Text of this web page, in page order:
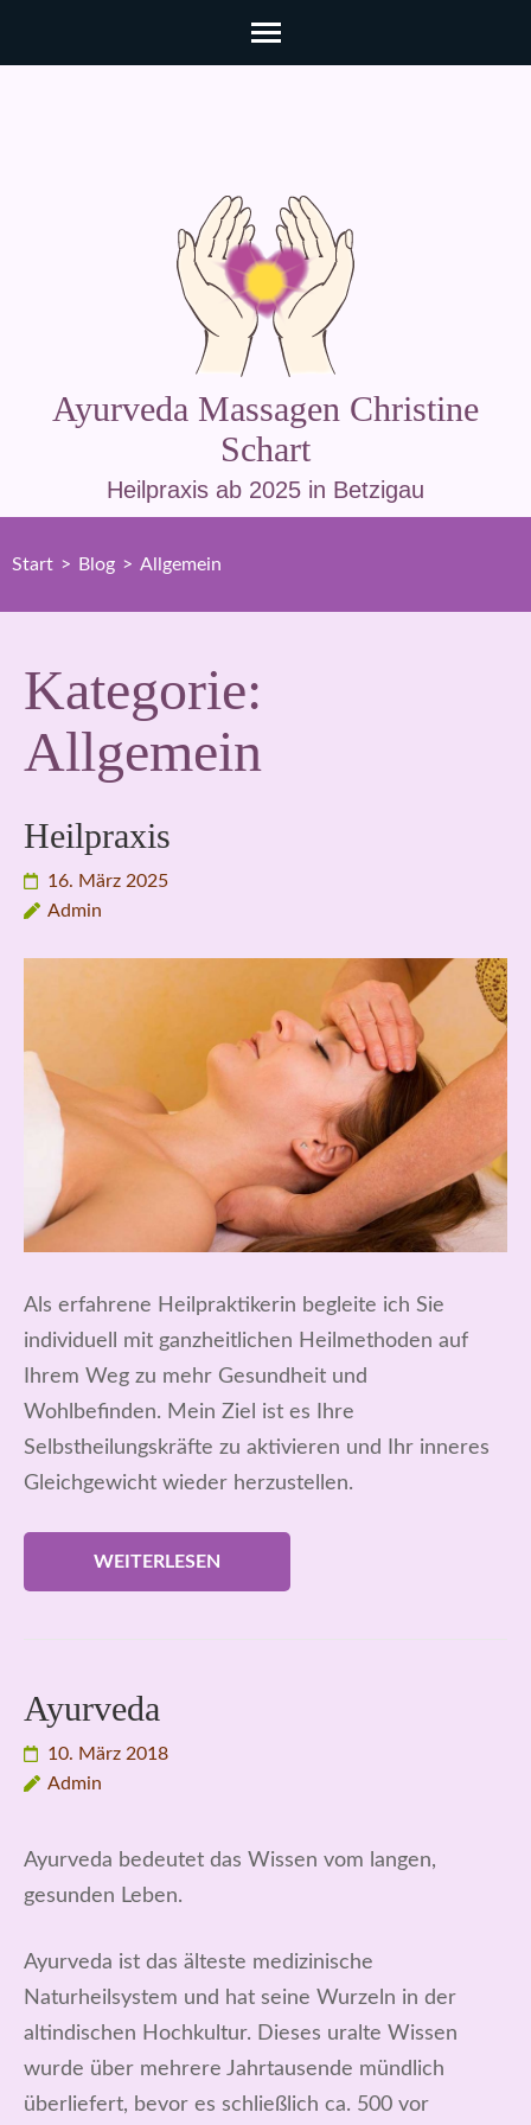
Ayurveda Massagen Christine
Schart
Heilpraxis ab 2025 in Betzigau
Start > Blog > Allgemein
Kategorie:
Allgemein
Heilpraxis
16. März 2025
Admin
Als erfahrene Heilpraktikerin begleite ich Sie
individuell mit ganzheitlichen Heilmethoden auf
Ihrem Weg zu mehr Gesundheit und
Wohlbefinden. Mein Ziel ist es Ihre
Selbstheilungskräfte zu aktivieren und Ihr inneres
Gleichgewicht wieder herzustellen.
WEITERLESEN
Ayurveda
10. März 2018
Admin
Ayurveda bedeutet das Wissen vom langen,
gesunden Leben.
Ayurveda ist das älteste medizinische
Naturheilsystem und hat seine Wurzeln in der
altindischen Hochkultur. Dieses uralte Wissen
wurde über mehrere Jahrtausende mündlich
überliefert, bevor es schließlich ca. 500 vor